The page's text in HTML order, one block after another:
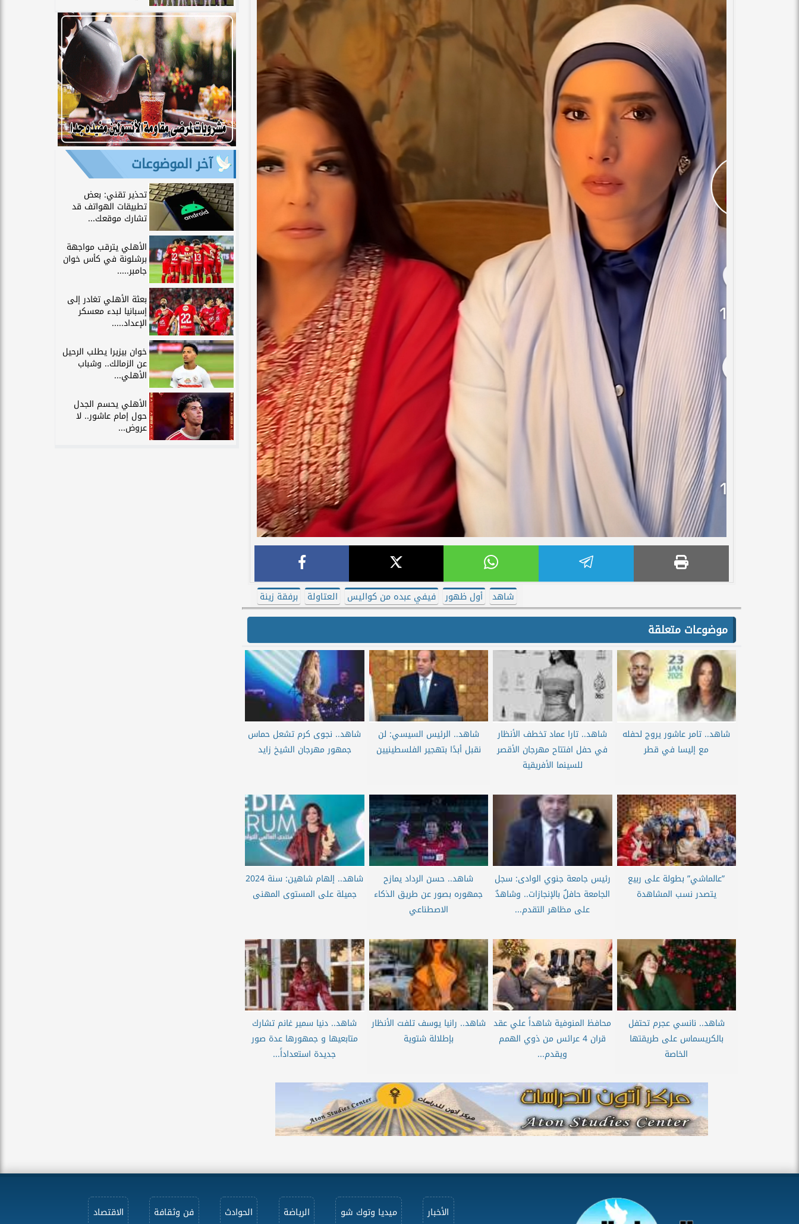
شاهد أول ظهور فيفي عبده من كواليس العتاولة برفقة زينة
موضوعات متعلقة
شاهد.. تامر عاشور يروج لحفله
مع إليسا في قطر
شاهد.. تارا عماد تخطف الأنظار
في حفل افتتاح مهرجان الأقصر
للسينما الأفريقية
شاهد.. الرئيس السيسي: لن
نقبل أبدًا بتهجير الفلسطينيين
شاهد.. نجوى كرم تشعل حماس
جمهور مهرجان الشيخ زايد
”عالماشي” بطولة على ربيع
يتصدر نسب المشاهدة
رئيس جامعة جنوي الوادى: سجل
الجامعة حافلٌ بالإنجازات.. وشاهدٌ
على مظاهر التقدم...
شاهد.. حسن الرداد يمازح
جمهوره بصور عن طريق الذكاء
الاصطناعي
شاهد.. إلهام شاهين: سنة 2024
جميلة على المستوى المهنى
شاهد.. نانسي عجرم تحتفل
بالكريسماس على طريقتها
الخاصة
محافظ المنوفية شاهداً علي عقد
قران 4 عرائس من ذوي الهمم
ويقدم...
شاهد.. رانيا يوسف تلفت الأنظار
بإطلالة شتوية
شاهد.. دنيا سمير غانم تشارك
متابعيها و جمهورها عدة صور
جديدة استعداداً...
آخر الموضوعات
تحذير تقني: بعض
تطبيقات الهواتف قد
تشارك موقعك...
الأهلي يترقب مواجهة
برشلونة في كأس خوان
جامبر.....
بعثة الأهلي تغادر إلى
إسبانيا لبدء معسكر
الإعداد.....
خوان بيزيرا يطلب الرحيل
عن الزمالك.. وشباب
الأهلي...
الأهلي يحسم الجدل
حول إمام عاشور.. لا
عروض...
الأخبار ميديا وتوك شو الرياضة الحوادث فن وثقافة الاقتصاد